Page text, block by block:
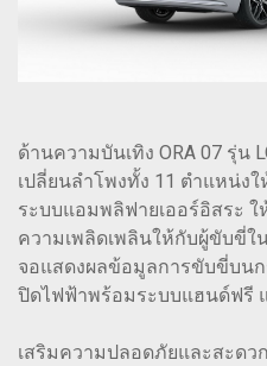
ด้านความบันเทิง ORA 07 รุ่น
เปลี่ยนลำโพงทั้ง 11 ตำแหน่ง
ระบบแอมพลิฟายเออร์อิสระ
ความเพลิดเพลินให้กับผู้ขับขี่
จอแสดงผลข้อมูลการขับขี่บน
ปิดไฟฟ้าพร้อมระบบแฮนด์ฟรี
เสริมความปลอดภัยและสะดว